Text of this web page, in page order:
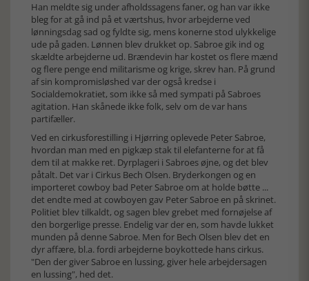
Han meldte sig under afholdssagens faner, og han var ikke
bleg for at gå ind på et værtshus, hvor arbejderne ved
lønningsdag sad og fyldte sig, mens konerne stod ulykkelige
ude på gaden. Lønnen blev drukket op. Sabroe gik ind og
skældte arbejderne ud. Brændevin har kostet os flere mænd
og flere penge end militarisme og krige, skrev han. På grund
af sin kompromisløshed var der også kredse i
Socialdemokratiet, som ikke så med sympati på Sabroes
agitation. Han skånede ikke folk, selv om de var hans
partifæller.
Ved en cirkusforestilling i Hjørring oplevede Peter Sabroe,
hvordan man med en pigkæp stak til elefanterne for at få
dem til at makke ret. Dyrplageri i Sabroes øjne, og det blev
påtalt. Det var i Cirkus Bech Olsen. Bryderkongen og en
importeret cowboy bad Peter Sabroe om at holde bøtte ...
det endte med at cowboyen gav Peter Sabroe en på skrinet.
Politiet blev tilkaldt, og sagen blev grebet med fornøjelse af
den borgerlige presse. Endelig var der en, som havde lukket
munden på denne Sabroe. Men for Bech Olsen blev det en
dyr affære, bl.a. fordi arbejderne boykottede hans cirkus.
"Den der giver Sabroe en lussing, giver hele arbejdersagen
en lussing", hed det.